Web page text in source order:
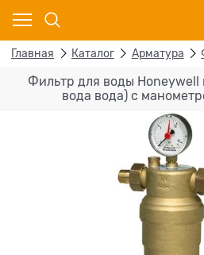
Главная Каталог Арматура
Фильтр для воды Honeywell
вода вода) с